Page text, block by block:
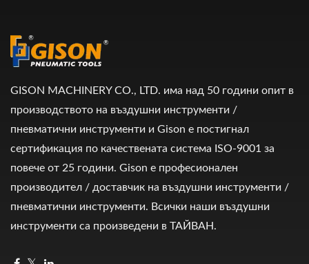
GISON MACHINERY CO., LTD. има над 50 години опит в
производството на въздушни инструменти /
пневматични инструменти и Gison е постигнал
сертификация по качествената система ISO-9001 за
повече от 25 години. Gison е професионален
производител / доставчик на въздушни инструменти /
пневматични инструменти. Всички наши въздушни
инструменти са произведени в ТАЙВАН.